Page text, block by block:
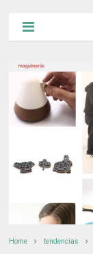
Home tendencias